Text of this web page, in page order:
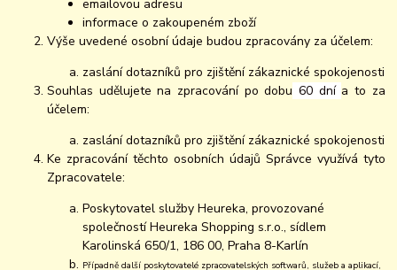
emailovou adresu
informace o zakoupeném zboží
Výše uvedené osobní údaje budou zpracovány za účelem:
zaslání dotazníků pro zjištění zákaznické spokojenosti
Souhlas udělujete na zpracování po dobu 60 dní a to za
účelem:
zaslání dotazníků pro zjištění zákaznické spokojenosti
Ke zpracování těchto osobních údajů Správce využívá tyto
Zpracovatele:
Poskytovatel služby Heureka, provozované
společností Heureka Shopping s.r.o., sídlem
Karolinská 650/1, 186 00, Praha 8-Karlín
Případně další poskytovatelé zpracovatelských softwarů, služeb a aplikací,